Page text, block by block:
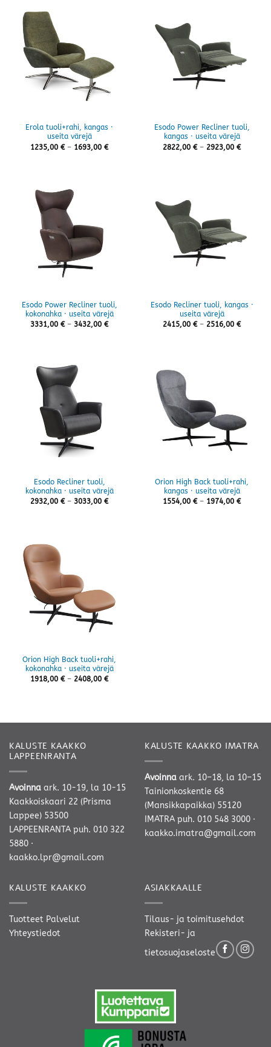
Erola tuoli+rahi, kangas ·
useita värejä
1235,00 € – 1693,00 €Hintaluokka:
Esodo Power Recliner tuoli,
kangas · useita värejä
2822,00 € – 2923,00 €
Esodo Power Recliner tuoli,
kokonahka · useita värejä
3331,00 € – 3432,00 €Hintaluokka:
Esodo Recliner tuoli, kangas ·
useita värejä
2415,00 € – 2516,00 €
Esodo Recliner tuoli,
kokonahka · useita värejä
2932,00 € – 3033,00 €Hintaluokka:
Orion High Back tuoli+rahi,
kangas · useita värejä
1554,00 € – 1974,00 €
Orion High Back tuoli+rahi,
kokonahka · useita värejä
1918,00 € – 2408,00 €Hintaluokka:
KALUSTE KAAKKO
LAPPEENRANTA
Avoinna ark. 10-19, la 10-15
Kaakkoiskaari 22 (Prisma
Lappee) 53500
LAPPEENRANTA puh. 010 322
5880 ·
kaakko.lpr@gmail.com
KALUSTE KAAKKO IMATRA
Avoinna ark. 10–18, la 10–15
Tainionkoskentie 68
(Mansikkapaikka) 55120
IMATRA puh. 010 548 3000 ·
kaakko.imatra@gmail.com
KALUSTE KAAKKO
Tuotteet Palvelut
Yhteystiedot
ASIAKKAALLE
Tilaus- ja toimitusehdot
Rekisteri- ja
tietosuojaseloste